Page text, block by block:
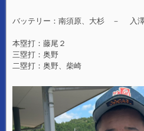
バッテリー：南須原、大杉 － 入
本塁打：藤尾２
三塁打：奥野
二塁打：奥野、柴崎